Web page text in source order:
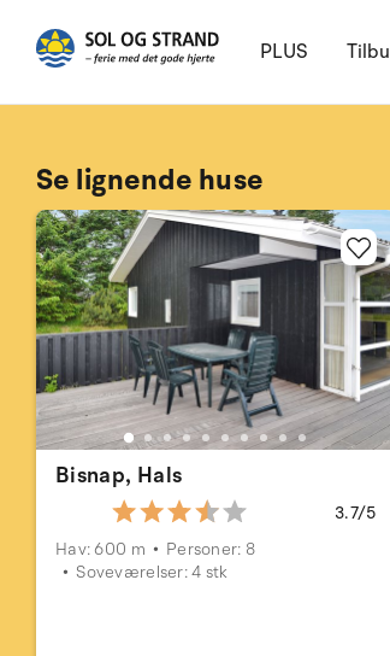
PLUS
Se lignende huse
Bisnap, Hals
3.7/5
Hav: 600 m
Personer: 8
Soveværelser: 4 stk